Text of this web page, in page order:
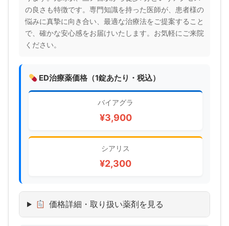
の良さも特徴です。専門知識を持った医師が、患者様の
悩みに真摯に向き合い、最適な治療法をご提案すること
で、確かな安心感をお届けいたします。お気軽にご来院
ください。
ED治療薬価格（1錠あたり・税込）
バイアグラ
¥3,900
シアリス
¥2,300
価格詳細・取り扱い薬剤を見る